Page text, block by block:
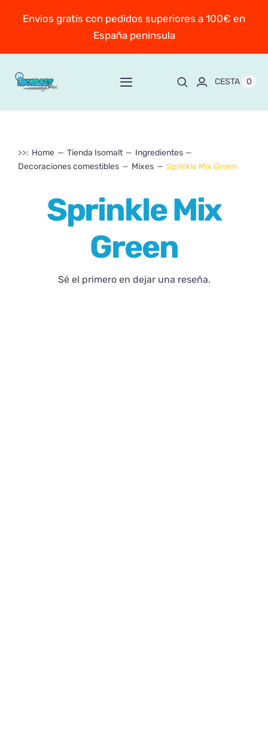
Envios gratis con pedidos superiores a 100€ en
España peninsula
Toggle
Sobre Mayte
CESTA 0
>>: Home Tienda Isomalt
Ingredientes
Decoraciones comestibles
Mixes Sprinkle Mix Green
Sprinkle Mix
Green
Sé el primero en dejar una reseña.